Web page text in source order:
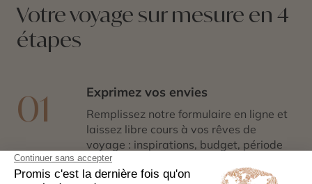
Votre voyage sur mesure en 4
étapes
01 Exprimez vos envies
Remplissez notre formulaire en ligne et
laissez libre cours à vos rêves de
voyage : inspirations, budget, période
idéale…